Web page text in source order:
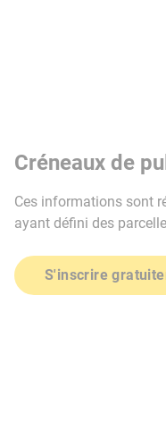
Créneaux de
Ces informations sont
ayant défini des
S'inscrire